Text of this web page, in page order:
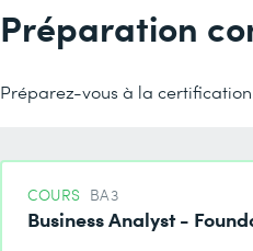
Préparation
Préparez-vous à la
COURS BA3
Business Analyst -